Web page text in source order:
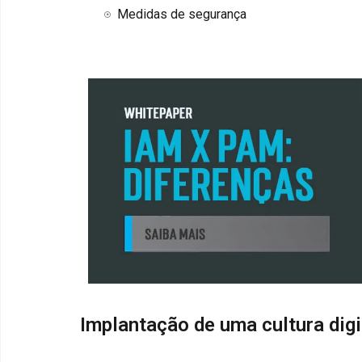
Medidas de segurança
Implantação de uma cultura